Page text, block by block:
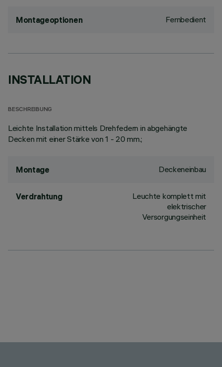
Montageoptionen Fernbedient
INSTALLATION
BESCHREIBUNG
Leichte Installation mittels Drehfedern in abgehängte
Decken mit einer Stärke von 1 - 20 mm.;
Montage Deckeneinbau
Verdrahtung
Leuchte komplett mit
elektrischer
Versorgungseinheit